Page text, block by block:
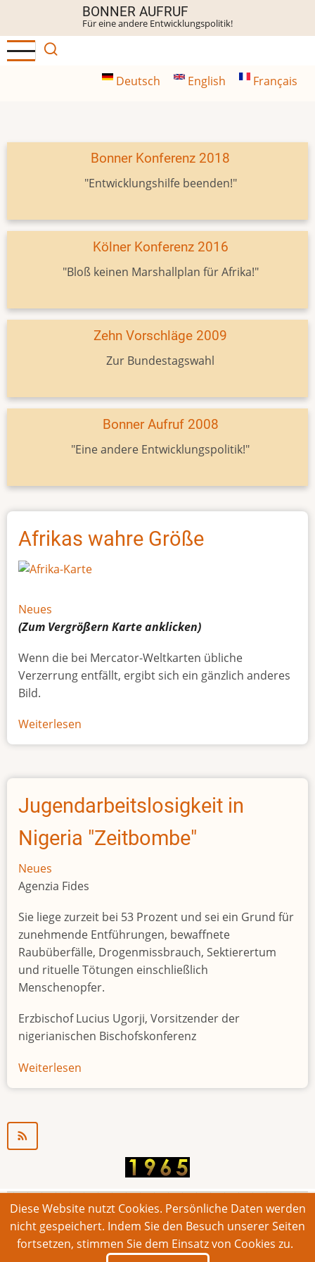
Inhalt
BONNER AUFRUF
Für eine andere Entwicklungspolitik!
Deutsch English Français
Bonner Konferenz 2018
"Entwicklungshilfe beenden!"
Kölner Konferenz 2016
"Bloß keinen Marshallplan für Afrika!"
Zehn Vorschläge 2009
Zur Bundestagswahl
Bonner Aufruf 2008
"Eine andere Entwicklungspolitik!"
Afrikas wahre Größe
Neues
(Zum Vergrößern Karteanklicken)
Wenn die bei Mercator-Weltkarten übliche
Verzerrung entfällt, ergibt sich ein gänzlich anderes
Bild.
Weiterlesen
Afrikas
Größe
Jugendarbeitslosigkeit in
Nigeria "Zeitbombe"
Neues
Agenzia Fides
Sie liege zurzeit bei 53 Prozent und sei ein Grund für
zunehmende Entführungen, bewaffnete
Raubüberfälle, Drogenmissbrauch, Sektierertum
und rituelle Tötungen einschließlich
Menschenopfer.
Erzbischof Lucius Ugorji, Vorsitzender der
nigerianischen Bischofskonferenz
Weiterlesen
Jugendarbeitslosigkeit
© 2026 Bonner Aufruf. Alle Rechte vorbehalten.
Footer
Impressum Kontakt Intern
Diese Website nutzt Cookies. Persönliche Daten werden
nicht gespeichert. Indem Sie den Besuch unserer Seiten
fortsetzen, stimmen Sie dem Einsatz von Cookies zu.